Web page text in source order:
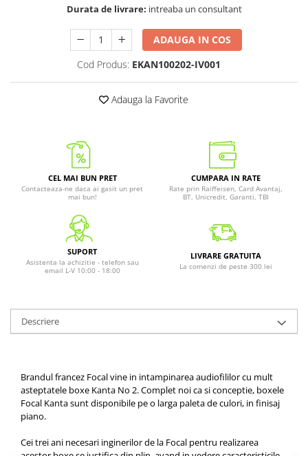
Durata de livrare: intreaba un consultant
ADAUGA IN COS
Cod Produs: EKAN100202-IV001
Adauga la Favorite
CEL MAI BUN PRET
Contacteaza-ne daca ai gasit un pret
mai bun!
CUMPARA IN RATE
Rate prin Raiffeisen, Card Avantaj,
BT, Unicredit, Garanti, TBI
SUPORT
Asistenta la achizitie - telefon sau
email L-V 10:00 - 18:00
LIVRARE GRATUITA
La comenzi de peste 300 lei
Descriere
Brandul francez Focal vine in intampinarea audiofililor cu mult
asteptatele boxe Kanta No 2. Complet noi ca si conceptie, boxele
Focal Kanta sunt disponibile pe o larga paleta de culori, in finisaj
piano.
Cei trei ani necesari inginerilor de la Focal pentru realizarea